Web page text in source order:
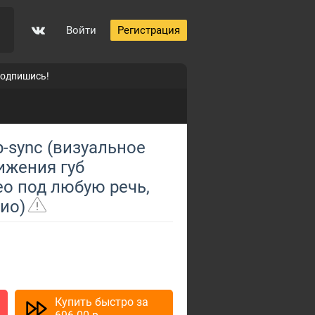
Войти Регистрация
sync (визуальное
губ
под любую речь,
Купить быстро за